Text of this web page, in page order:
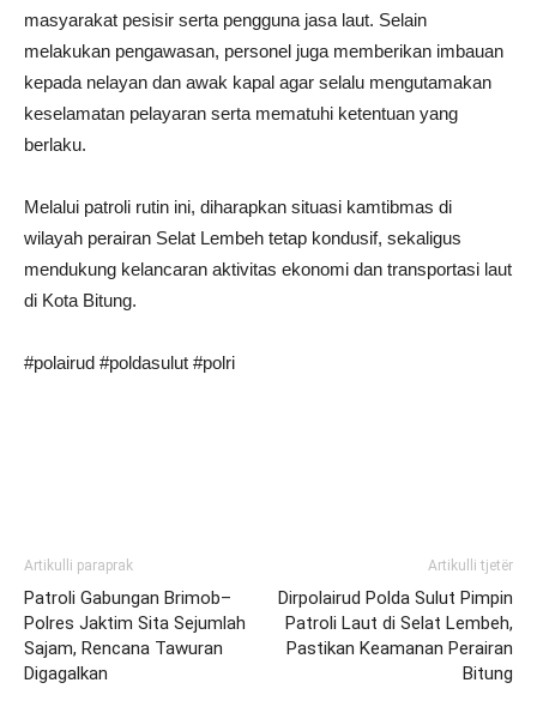
masyarakat pesisir serta pengguna jasa laut. Selain
melakukan pengawasan, personel juga memberikan imbauan
kepada nelayan dan awak kapal agar selalu mengutamakan
keselamatan pelayaran serta mematuhi ketentuan yang
berlaku.
Melalui patroli rutin ini, diharapkan situasi kamtibmas di
wilayah perairan Selat Lembeh tetap kondusif, sekaligus
mendukung kelancaran aktivitas ekonomi dan transportasi laut
di Kota Bitung.
#polairud #poldasulut #polri
Artikulli paraprak
Patroli Gabungan Brimob–
Polres Jaktim Sita Sejumlah
Sajam, Rencana Tawuran
Digagalkan
Artikulli tjetër
Dirpolairud Polda Sulut Pimpin
Patroli Laut di Selat Lembeh,
Pastikan Keamanan Perairan
Bitung